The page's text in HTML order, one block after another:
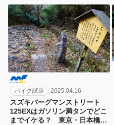
バイク試乗 2025.04.16
スズキバーグマンストリート
125EXはガソリン満タンでどこ
までイケる？ 東京・日本橋か